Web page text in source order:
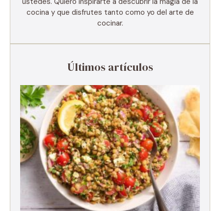
cocina y que disfrutes tanto como yo del arte de
cocinar.
Últimos artículos